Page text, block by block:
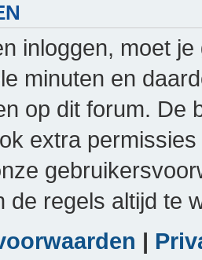
inloggen, moet
minuten en
op dit forum. De
extra
de regels altijd te
|